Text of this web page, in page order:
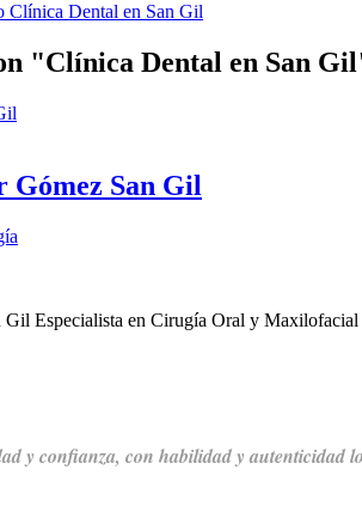
Clínica Dental en San Gil
"Clínica Dental en San
San Gil
Especialista en Cirugía Oral y
y confianza, con habilidad y autenticidad